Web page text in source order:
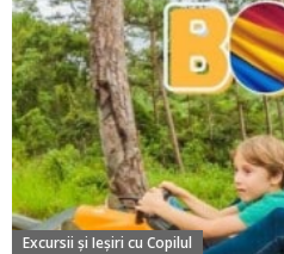
Excursii şi Ieşiri cu Copilul